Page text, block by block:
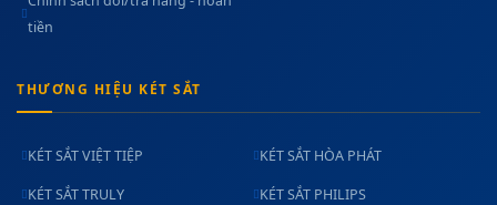
tiền
THƯƠNG HIỆU KÉT SẮT
KÉT SẮT VIỆT TIỆP KÉT SẮT HÒA PHÁT
KÉT SẮT TRULY KÉT SẮT PHILIPS